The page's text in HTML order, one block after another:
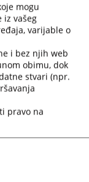
mogu
vašeg
varijable o
i bez njih web
obimu, dok
stvari (npr.
pravo na